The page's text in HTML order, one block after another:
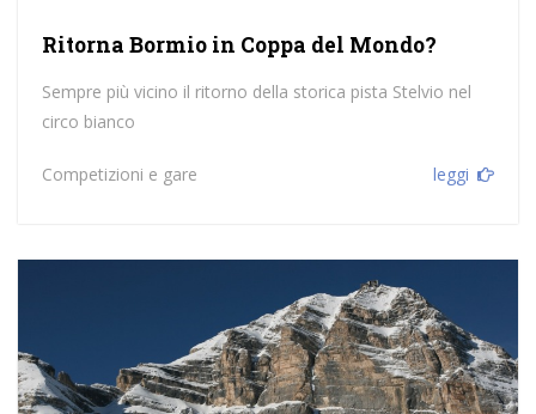
Ritorna Bormio in Coppa del Mondo?
Sempre più vicino il ritorno della storica pista Stelvio nel
circo bianco
Competizioni e gare leggi